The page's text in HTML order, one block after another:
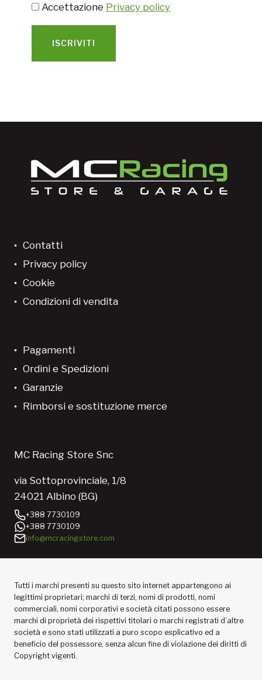
Accettazione Privacy policy
ISCRIVITI
Contatti
Privacy policy
Cookie
Condizioni di vendita
Pagamenti
Ordini e Spedizioni
Garanzie
Rimborsi e sostituzione merce
MC Racing Store Snc
via Sottoprovinciale, 1/8
24021 Albino (BG)
+388 7730109
+388 7730109
info@mcracingstore.com
Tutti i marchi presenti su questo sito internet appartengono ai
legittimi proprietari; marchi di terzi, nomi di prodotti, nomi
commerciali, nomi corporativi e società citati possono essere
marchi di proprietà dei rispettivi titolari o marchi registrati d’altre
società e sono stati utilizzati a puro scopo esplicativo ed a
beneficio del possessore, senza alcun fine di violazione dei diritti di
Copyright vigenti.